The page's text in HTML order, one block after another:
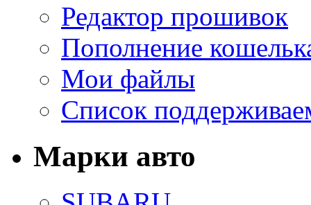
Редактор прошивок
Пополнение
Мои файлы
Список
Марки авто